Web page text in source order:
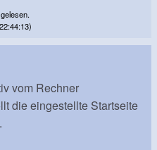
vom Rechner
die eingestellte Startseite